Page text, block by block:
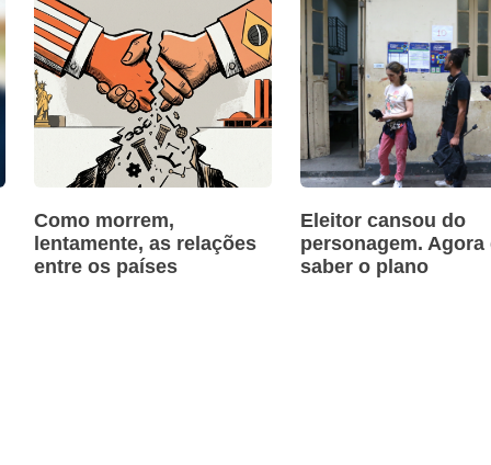
Como morrem,
lentamente, as relações
entre os países
Eleitor cansou do
personagem. Agora
saber o plano